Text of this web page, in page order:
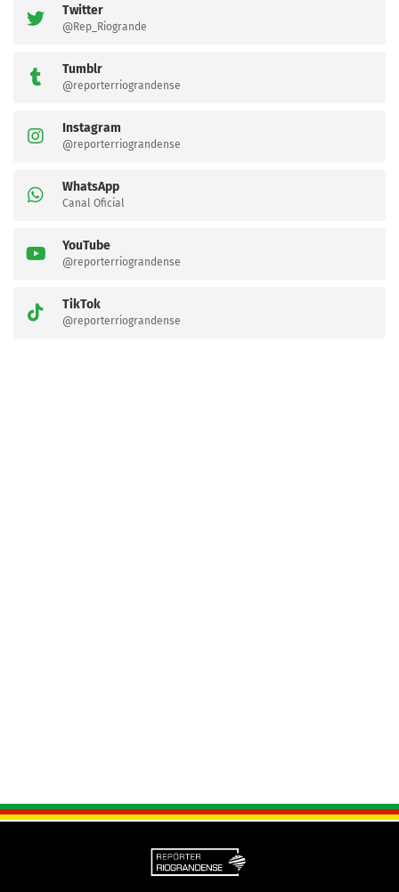
Twitter
@Rep_Riogrande
Tumblr
@reporterriograndense
Instagram
@reporterriograndense
WhatsApp
Canal Oficial
YouTube
@reporterriograndense
TikTok
@reporterriograndense